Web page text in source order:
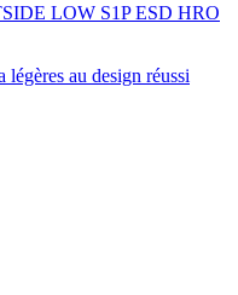
LOW S1P ESD HRO
légères au design réussi